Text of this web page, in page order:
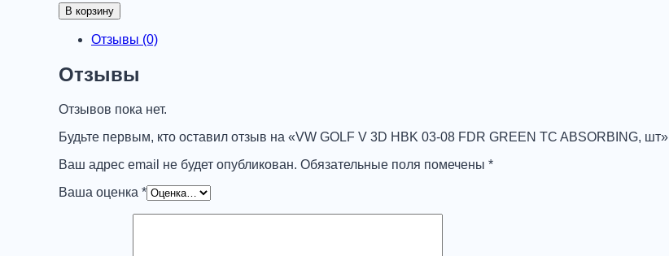
Количество
товара
VW
V
3D
03-
FDR
TC
ABSORBING,
шт
В корзину
Отзывы (0)
Отзывы
Отзывов пока нет.
Будьте первым, кто оставил отзыв на «VW GOLF V 3D HBK 03-08 FDR GREEN TC ABSORBING, шт»
Ваш адрес email не будет опубликован. Обязательные поля помечены *
Ваша оценка *